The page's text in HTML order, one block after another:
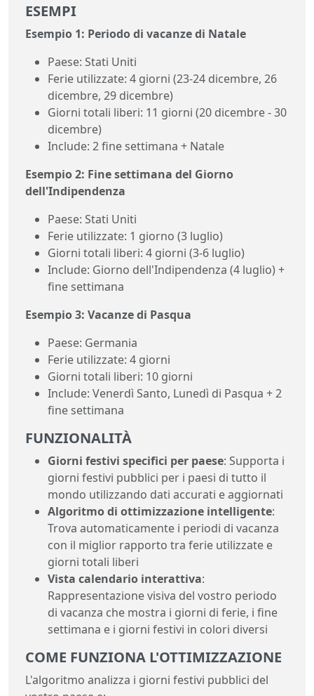
ESEMPI
Esempio 1: Periodo di vacanze di Natale
Paese: Stati Uniti
Ferie utilizzate: 4 giorni (23-24 dicembre, 26
dicembre, 29 dicembre)
Giorni totali liberi: 11 giorni (20 dicembre - 30
dicembre)
Include: 2 fine settimana + Natale
Esempio 2: Fine settimana del Giorno
dell'Indipendenza
Paese: Stati Uniti
Ferie utilizzate: 1 giorno (3 luglio)
Giorni totali liberi: 4 giorni (3-6 luglio)
Include: Giorno dell'Indipendenza (4 luglio) +
fine settimana
Esempio 3: Vacanze di Pasqua
Paese: Germania
Ferie utilizzate: 4 giorni
Giorni totali liberi: 10 giorni
Include: Venerdì Santo, Lunedì di Pasqua + 2
fine settimana
FUNZIONALITÀ
Giorni festivi specifici per paese: Supporta i
giorni festivi pubblici per i paesi di tutto il
mondo utilizzando dati accurati e aggiornati
Algoritmo di ottimizzazione intelligente:
Trova automaticamente i periodi di vacanza
con il miglior rapporto tra ferie utilizzate e
giorni totali liberi
Vista calendario interattiva:
Rappresentazione visiva del vostro periodo
di vacanza che mostra i giorni di ferie, i fine
settimana e i giorni festivi in colori diversi
COME FUNZIONA L'OTTIMIZZAZIONE
L'algoritmo analizza i giorni festivi pubblici del